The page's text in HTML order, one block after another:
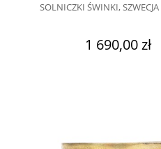
SOLNICZKI ŚWINKI,
1 690,00 zł